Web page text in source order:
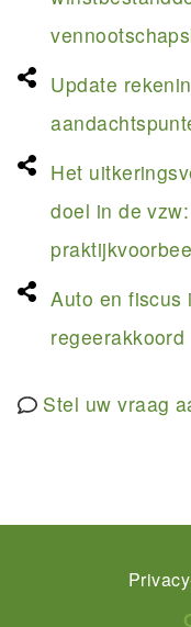
Update
Het
doel in de
Auto en fiscus
regeerakkoord
Stel uw vraag